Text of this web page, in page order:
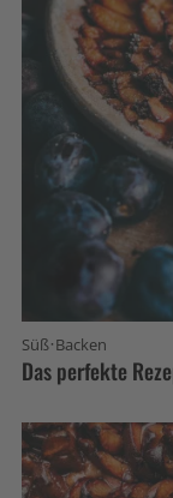
Süß·Backen
Das perfekte